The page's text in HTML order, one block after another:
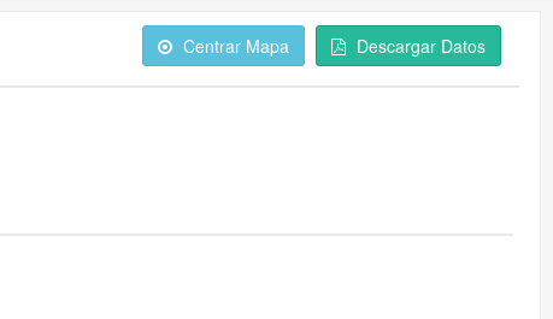
Centrar Mapa Descargar Datos